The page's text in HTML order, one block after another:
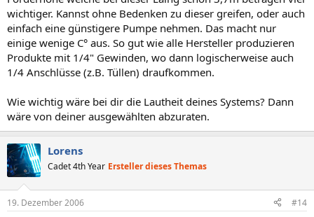
wichtiger. Kannst ohne Bedenken zu dieser greifen, oder auch
einfach eine günstigere Pumpe nehmen. Das macht nur
einige wenige C° aus. So gut wie alle Hersteller produzieren
Produkte mit 1/4" Gewinden, wo dann logischerweise auch
1/4 Anschlüsse (z.B. Tüllen) draufkommen.
Wie wichtig wäre bei dir die Lautheit deines Systems? Dann
wäre von deiner ausgewählten abzuraten.
Lorens
Cadet 4th Year Ersteller dieses Themas
19. Dezember 2006 #14